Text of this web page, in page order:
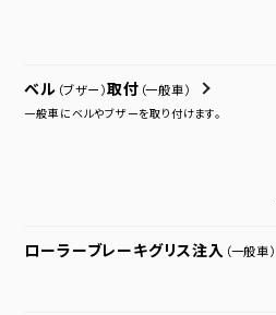
ベル （ブザー）取付 （一般車）
一般車にベルやブザーを取り付けます。
ローラーブレーキグリス注入 （一般車）